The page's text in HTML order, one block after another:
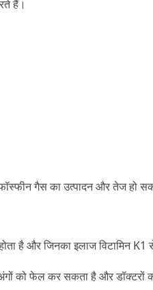
हैं।
गैस का उत्पादन और तेज हो
है और जिनका इलाज विटामिन
को फेल कर सकता है और डॉक्टरों